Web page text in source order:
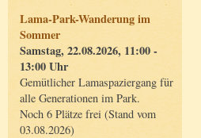
Lama-Park-Wanderung im
Sommer
Samstag, 22.08.2026, 11:00 -
13:00 Uhr
Gemütlicher Lamaspaziergang für
alle Generationen im Park.
Noch 6 Plätze frei (Stand vom
03.08.2026)